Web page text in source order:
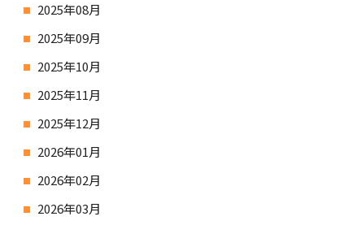
2025年08月
2025年09月
2025年10月
2025年11月
2025年12月
2026年01月
2026年02月
2026年03月